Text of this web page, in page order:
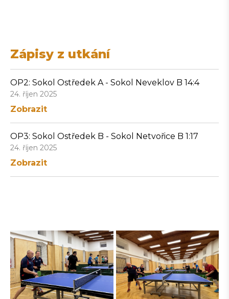
Zápisy z utkání
OP2: Sokol Ostředek A - Sokol Neveklov B 14:4
24. říjen 2025
Zobrazit
OP3: Sokol Ostředek B - Sokol Netvořice B 1:17
24. říjen 2025
Zobrazit